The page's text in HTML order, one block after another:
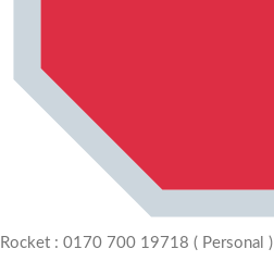
Rocket : 0170 700 19718 ( Personal )